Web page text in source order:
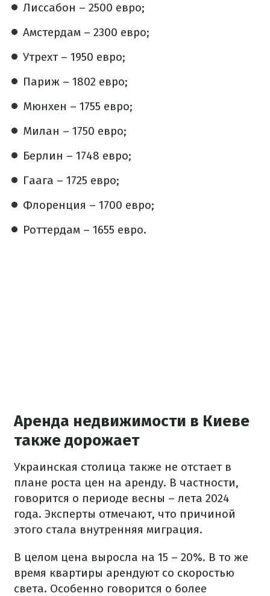
Лиссабон – 2500 евро;
Амстердам – 2300 евро;
Утрехт – 1950 евро;
Париж – 1802 евро;
Мюнхен – 1755 евро;
Милан – 1750 евро;
Берлин – 1748 евро;
Гаага – 1725 евро;
Флоренция – 1700 евро;
Роттердам – 1655 евро.
Аренда недвижимости в Киеве
также дорожает
Украинская столица также не отстает в
плане роста цен на аренду. В частности,
говорится о периоде весны – лета 2024
года. Эксперты отмечают, что причиной
этого стала внутренняя миграция.
В целом цена выросла на 15 – 20%. В то же
время квартиры арендуют со скоростью
света. Особенно говорится о более